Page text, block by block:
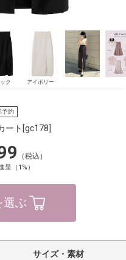
ク アイボリー
予約
ート [gc178]
（税込）
呈（1%）
選ぶ
サイズ・素材